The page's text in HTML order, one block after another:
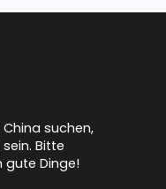
suchen,
Bitte
gute Dinge!